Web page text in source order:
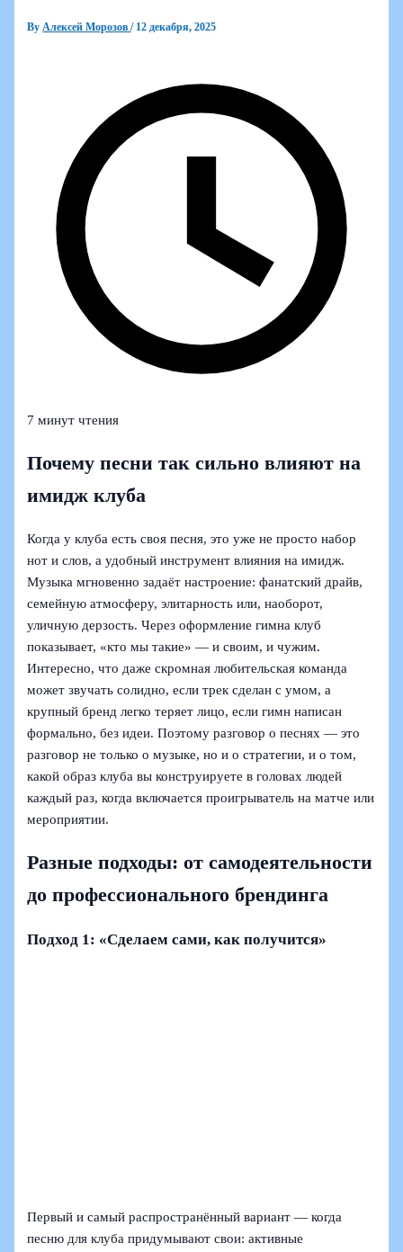
ByАлексей Морозов/ 12 декабря, 2025
7 минут чтения
Почему песни так сильно влияют на
имидж клуба
Когда у клуба есть своя песня, это уже не просто набор
нот и слов, а удобный инструмент влияния на имидж.
Музыка мгновенно задаёт настроение: фанатский драйв,
семейную атмосферу, элитарность или, наоборот,
уличную дерзость. Через оформление гимна клуб
показывает, «кто мы такие» — и своим, и чужим.
Интересно, что даже скромная любительская команда
может звучать солидно, если трек сделан с умом, а
крупный бренд легко теряет лицо, если гимн написан
формально, без идеи. Поэтому разговор о песнях — это
разговор не только о музыке, но и о стратегии, и о том,
какой образ клуба вы конструируете в головах людей
каждый раз, когда включается проигрыватель на матче или
мероприятии.
Разные подходы: от самодеятельности
до профессионального брендинга
Подход 1: «Сделаем сами, как получится»
Первый и самый распространённый вариант — когда
песню для клуба придумывают свои: активные